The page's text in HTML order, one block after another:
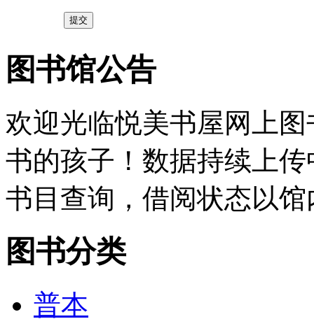
提交
图书馆公告
欢迎光临悦美书屋网上
书的孩子！数据持续上
书目查询，借阅状态以
图书分类
普本